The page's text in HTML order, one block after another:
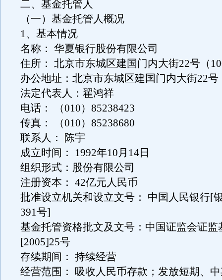
二、基金托管人
（一）基金托管人概况
1、基本情况
名称： 华夏银行股份有限公司
住所： 北京市东城区建国门内大街22号（
办公地址：北京市东城区建国门内大街22号
法定代表人：翟鸿祥
电话： （010）85238423
传真： （010）85238680
联系人： 陈宇
成立时间： 1992年10月14日
组织形式：股份有限公司
注册资本： 42亿元人民币
批准设立机关和设立文号： 中国人民银行[
391号]
基金托管资格批文及文号：中国证监会证监
[2005]25号
存续期间： 持续经营
经营范围： 吸收人民币存款；发放短期、